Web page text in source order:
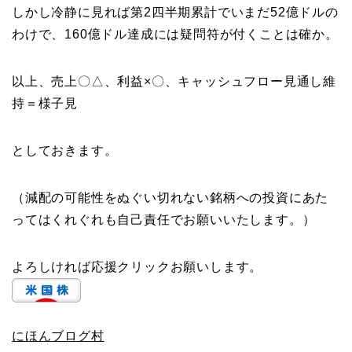
しかし冷静に見れば第2四半期累計でいまだ52億ドルの
わけで、160億ドル達成には疑問符が付くことは確か。
以上、売上〇△、利益×〇、キャッシュフロー見通し維
持＝様子見
としておきます。
（減配の可能性をぬぐい切れない銘柄への投資にあた
ってはくれぐれも自己責任でお願いいたします。）
よろしければ応援クリックお願いします。
にほんブログ村